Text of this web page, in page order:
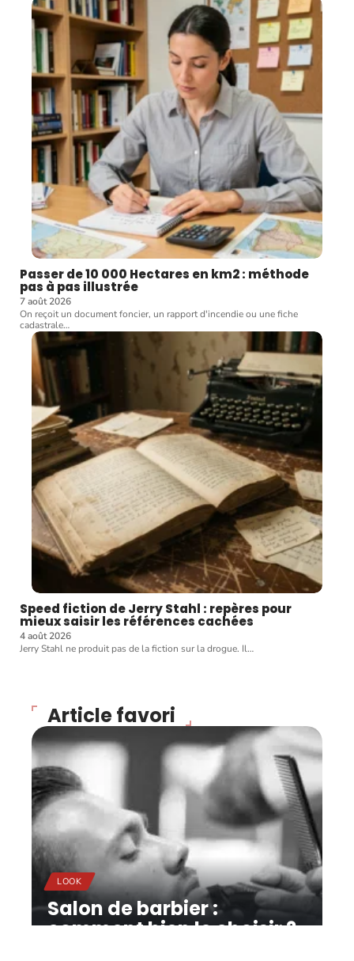
Passer de 10 000 Hectares en km2 : méthode
pas à pas illustrée
7 août 2026
On reçoit un document foncier, un rapport d'incendie ou une fiche
cadastrale…
Speed fiction de Jerry Stahl : repères pour
mieux saisir les références cachées
4 août 2026
Jerry Stahl ne produit pas de la fiction sur la drogue. Il…
Article favori
LOOK
Salon de barbier :
comment bien le choisir ?